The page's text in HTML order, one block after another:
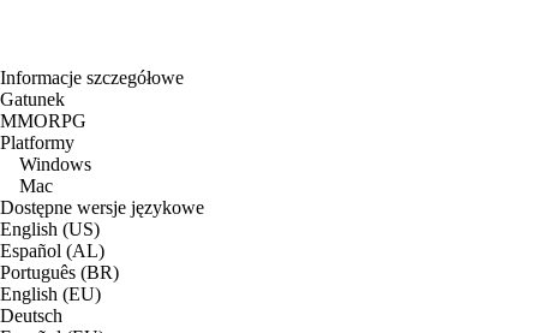
Informacje szczegółowe
Gatunek
MMORPG
Platformy
Windows
Mac
Dostępne wersje językowe
English (US)
Español (AL)
Português (BR)
English (EU)
Deutsch